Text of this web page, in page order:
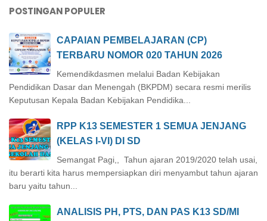
POSTINGAN POPULER
CAPAIAN PEMBELAJARAN (CP)
TERBARU NOMOR 020 TAHUN 2026
Kemendikdasmen melalui Badan Kebijakan
Pendidikan Dasar dan Menengah (BKPDM) secara resmi merilis
Keputusan Kepala Badan Kebijakan Pendidika...
RPP K13 SEMESTER 1 SEMUA JENJANG
(KELAS I-VI) DI SD
Semangat Pagi,, Tahun ajaran 2019/2020 telah usai,
itu berarti kita harus mempersiapkan diri menyambut tahun ajaran
baru yaitu tahun...
ANALISIS PH, PTS, DAN PAS K13 SD/MI